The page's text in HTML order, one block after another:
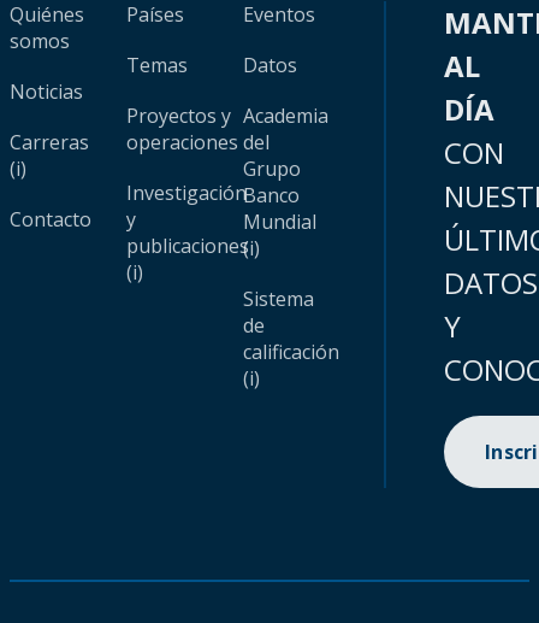
Quiénes
somos
Noticias
Carreras
(i)
Contacto
Países
Temas
Proyectos y
operaciones
Investigación
y
publicaciones
(i)
Eventos
Datos
Academia
del
Grupo
Banco
Mundial
(i)
Sistema
de
calificación
(i)
AL
DÍA
CON
DATOS
Y